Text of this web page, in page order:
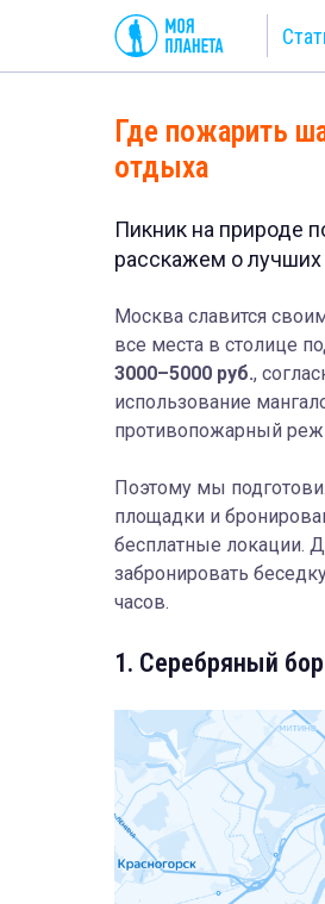
Где пожарить
отдыха
Пикник на природе
расскажем о
Москва славится
все места в столице
3000–5000 руб.,
использование
противопожарный
Поэтому мы
площадки и
бесплатные локации.
забронировать
часов.
1. Серебряный бор